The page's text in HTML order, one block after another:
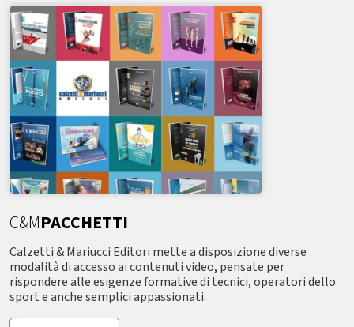
C&MPACCHETTI
Calzetti & Mariucci Editori mette a disposizione diverse
modalità di accesso ai contenuti video, pensate per
rispondere alle esigenze formative di tecnici, operatori dello
sport e anche semplici appassionati.